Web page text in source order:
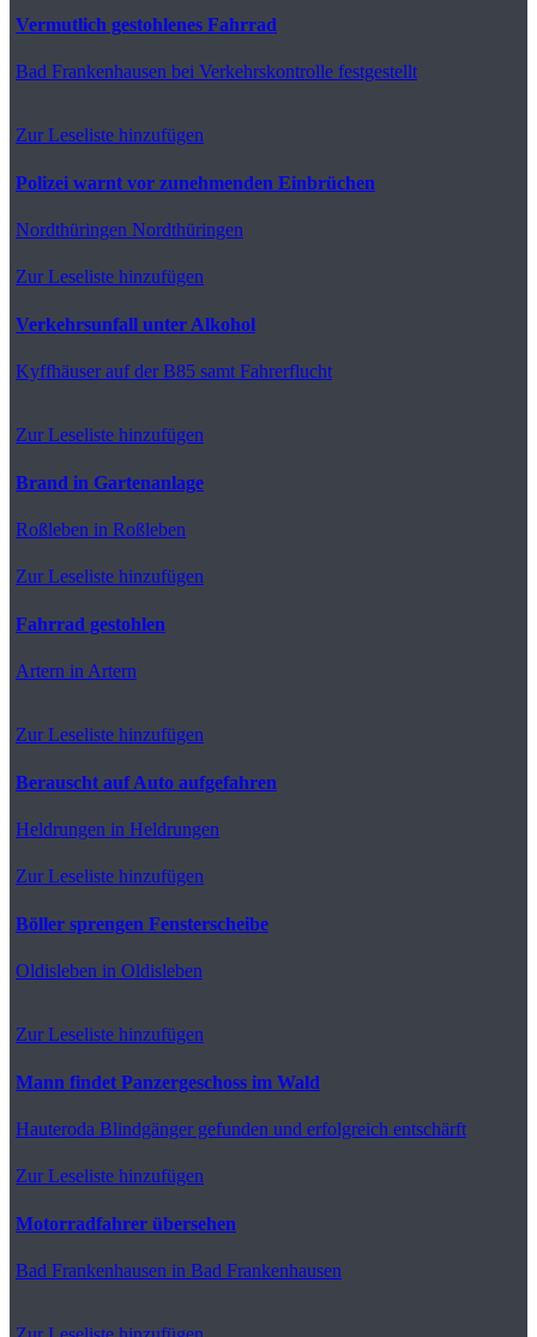
Vermutlich gestohlenes Fahrrad
Bad Frankenhausen bei Verkehrskontrolle festgestellt
Zur Leseliste hinzufügen
Polizei warnt vor zunehmenden Einbrüchen
Nordthüringen Nordthüringen
Zur Leseliste hinzufügen
Verkehrsunfall unter Alkohol
Kyffhäuserauf der B85 samt Fahrerflucht
Zur Leseliste hinzufügen
Brand in Gartenanlage
Roßleben in Roßleben
Zur Leseliste hinzufügen
Fahrrad gestohlen
Artern in Artern
Zur Leseliste hinzufügen
Berauscht auf Auto aufgefahren
Heldrungen in Heldrungen
Zur Leseliste hinzufügen
Böller sprengen Fensterscheibe
Oldisleben in Oldisleben
Zur Leseliste hinzufügen
Mann findet Panzergeschoss im Wald
Hauteroda Blindgänger gefunden und erfolgreich entschärft
Zur Leseliste hinzufügen
Motorradfahrer übersehen
Bad Frankenhausen in Bad Frankenhausen